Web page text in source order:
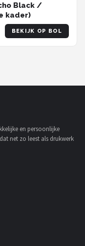
Black /
kader)
BEKIJK OP BOL
en persoonlijke
net zo leest als drukwerk